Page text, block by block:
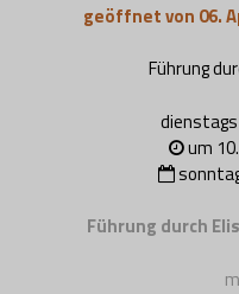
geöffnet von 06.
Führung
um
Führung durch